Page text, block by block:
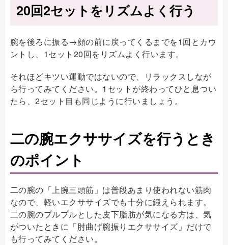
20回2セットをリズムよく行う
腕を後ろに振る→顔の前に戻ってくるまでを1回とカウ
ントし、1セット20回をリズムよく行います。
それほどキツい運動ではないので、リラックスしなが
ら行ってみてください。1セットが終わってひと息つい
たら、2セット目も同じように行いましょう。
二の腕エクササイズを行うとき
のポイント
二の腕の「上腕三頭筋」は普段あまり使われない筋肉
なので、軽いエクササイズでも十分に鍛えられます。
二の腕のプルプルとした皮下脂肪が気になる方は、気
がついたときに「肘曲げ腕振りエクササイズ」だけで
も行ってみてください。